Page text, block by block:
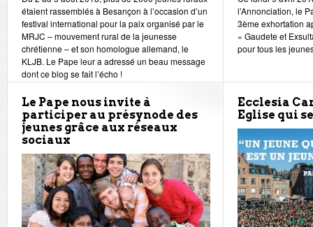
étaient rassemblés à Besançon à l’occasion d’un
festival international pour la paix organisé par le
MRJC – mouvement rural de la jeunesse
chrétienne – et son homologue allemand, le
KLJB. Le Pape leur a adressé un beau message
dont ce blog se fait l’écho !
l’Annonciation, le
3ème exhortation
« Gaudete et
pour tous les
Le Pape nous invite à
participer au présynode des
jeunes grâce aux réseaux
sociaux
Ecclesia
Eglise qui